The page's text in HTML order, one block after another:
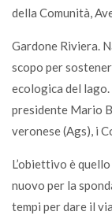
della Comunità,
Gardone Riviera.
scopo per
ecologica del
presidente Mario
veronese (Ags), i
L’obiettivo è
nuovo per la
tempi per dare il